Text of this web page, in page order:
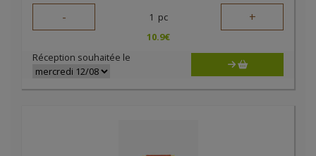
- 1 pc +
10.9€
Réception souhaitée le